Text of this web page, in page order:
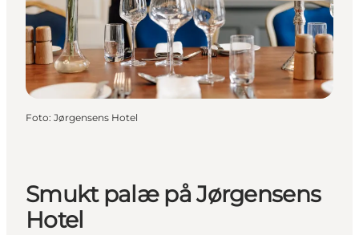
Foto: Jørgensens Hotel
Smukt palæ på Jørgensens
Hotel